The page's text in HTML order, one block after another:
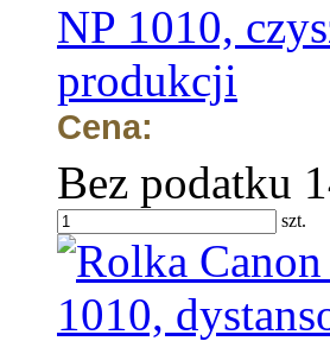
NP 1010,
produkcji
Cena:
Bez podatku
szt.